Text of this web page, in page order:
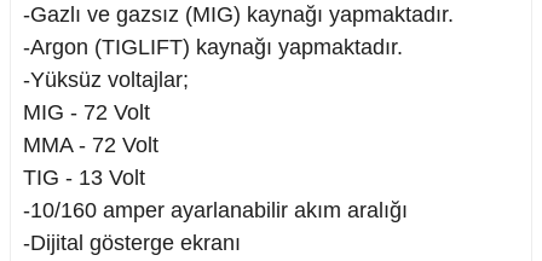
-Gazlı ve gazsız (MIG) kaynağı yapmaktadır.
-Argon (TIGLIFT) kaynağı yapmaktadır.
-Yüksüz voltajlar;
MIG - 72 Volt
MMA - 72 Volt
TIG - 13 Volt
-10/160 amper ayarlanabilir akım aralığı
-Dijital gösterge ekranı